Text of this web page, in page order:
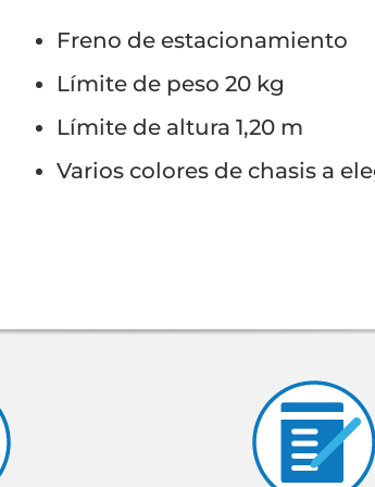
Freno de estacionamiento
Límite de peso 20 kg
Límite de altura 1,20 m
Varios colores de chasis a